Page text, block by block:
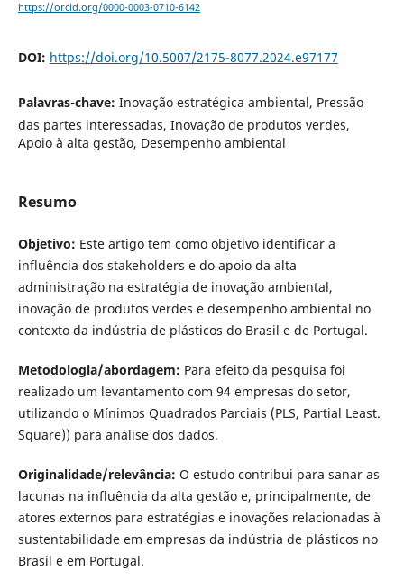
https://orcid.org/0000-0003-0710-6142
DOI: https://doi.org/10.5007/2175-8077.2024.e97177
Palavras-chave: Inovação estratégica ambiental, Pressão
das partes interessadas, Inovação de produtos verdes,
Apoio à alta gestão, Desempenho ambiental
Resumo
Objetivo: Este artigo tem como objetivo identificar a
influência dos stakeholders e do apoio da alta
administração na estratégia de inovação ambiental,
inovação de produtos verdes e desempenho ambiental no
contexto da indústria de plásticos do Brasil e de Portugal.
Metodologia/abordagem: Para efeito da pesquisa foi
realizado um levantamento com 94 empresas do setor,
utilizando o Mínimos Quadrados Parciais (PLS, Partial Least.
Square)) para análise dos dados.
Originalidade/relevância: O estudo contribui para sanar as
lacunas na influência da alta gestão e, principalmente, de
atores externos para estratégias e inovações relacionadas à
sustentabilidade em empresas da indústria de plásticos no
Brasil e em Portugal.